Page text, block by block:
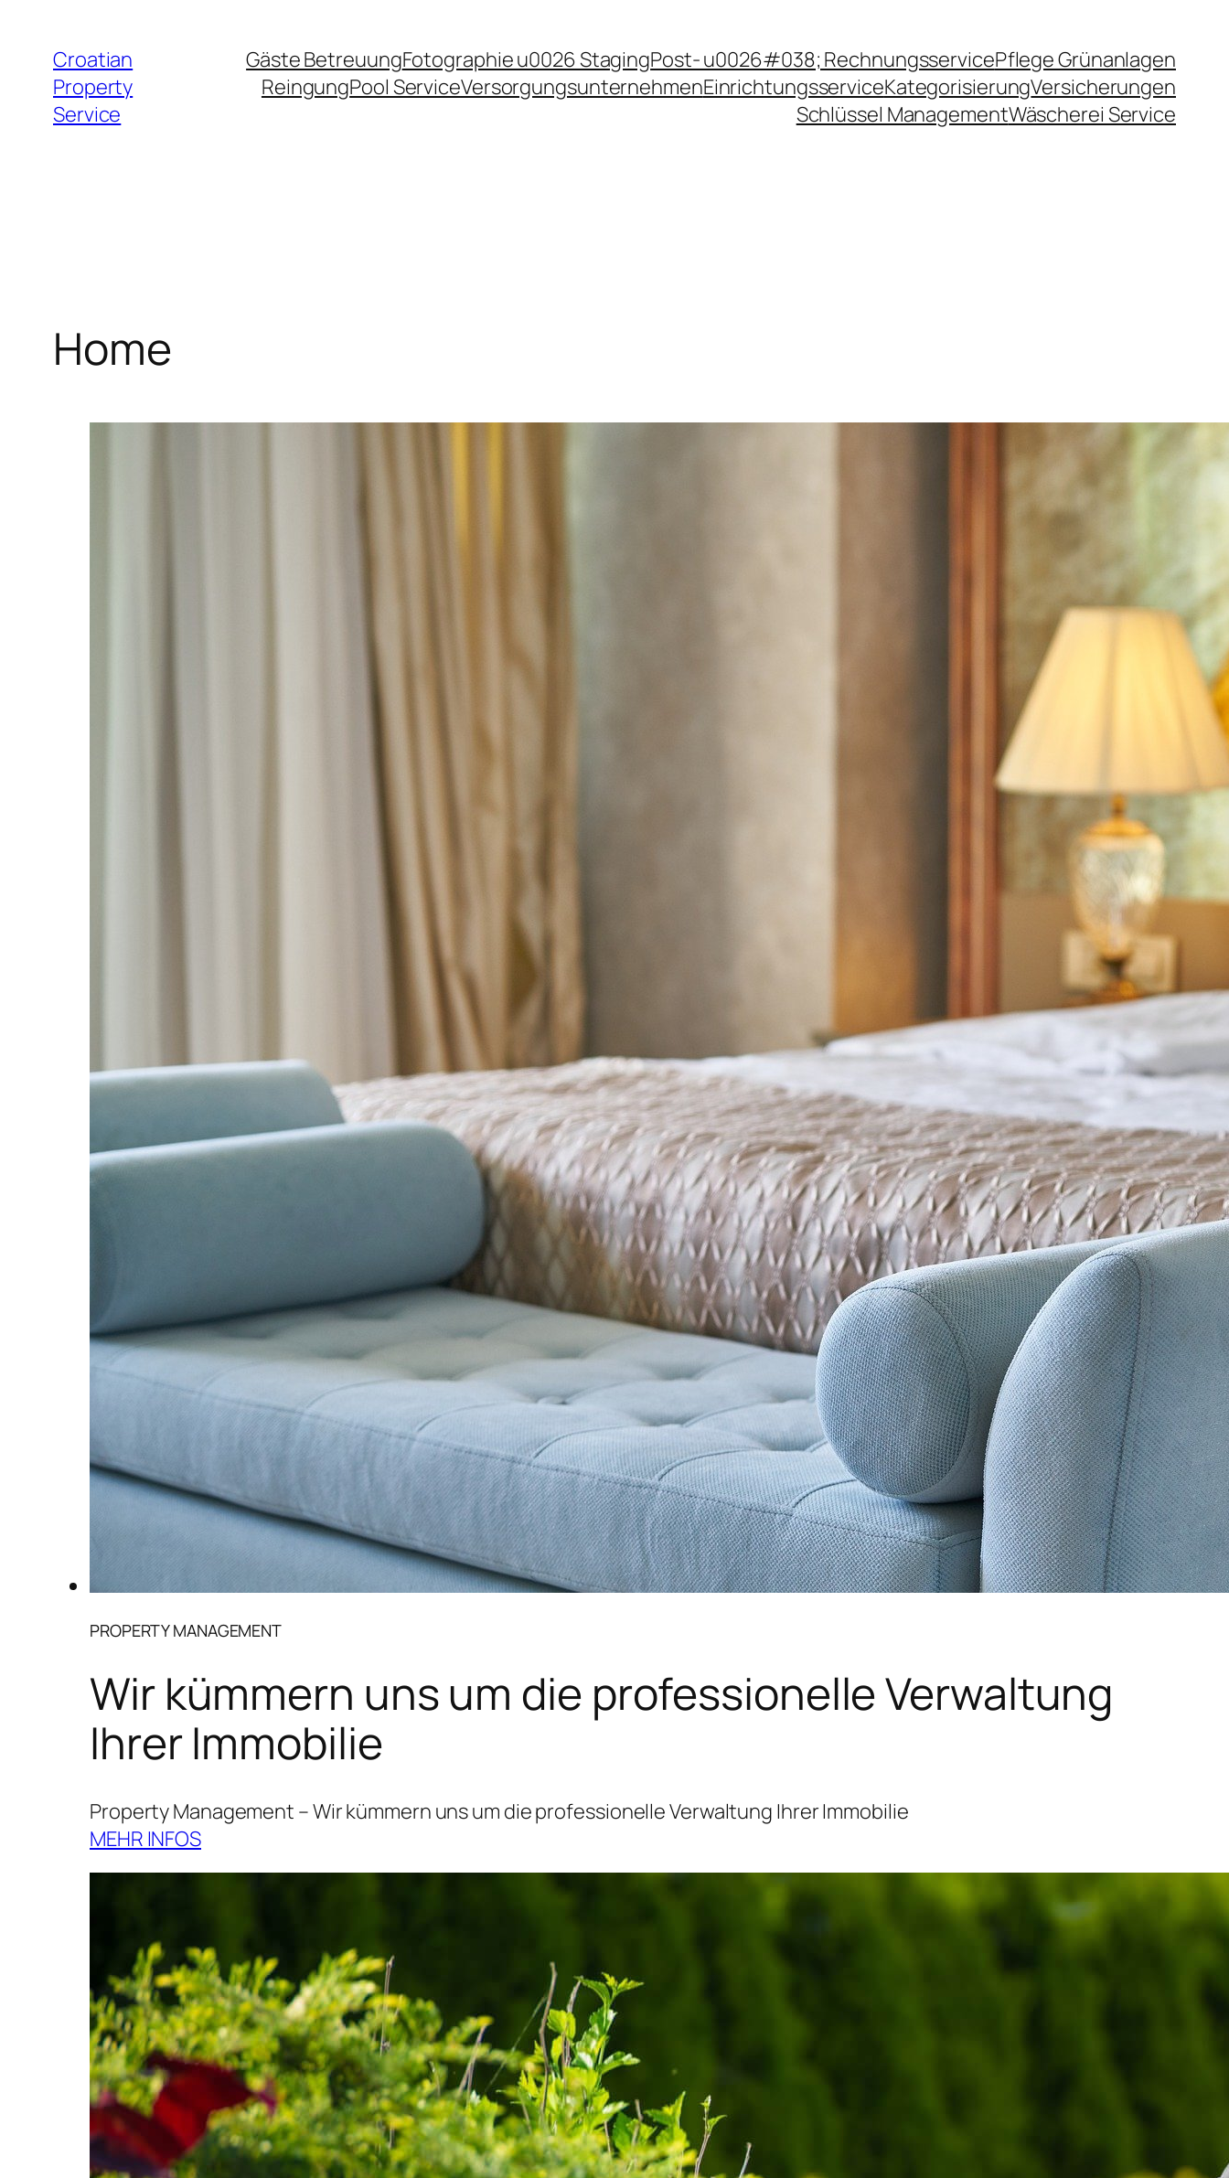
Inhalt
springen
Croatian
Property
Service
Gäste BetreuungFotographie u0026 StagingPost- u0026#038; RechnungsservicePflege Grünanlagen
ReingungPool ServiceVersorgungsunternehmenEinrichtungsserviceKategorisierungVersicherungen
Schlüssel ManagementWäscherei Service
Home
PROPERTY MANAGEMENT
Wir kümmern uns um die professionelle Verwaltung
Ihrer Immobilie
Property Management – Wir kümmern uns um die professionelle Verwaltung Ihrer Immobilie
MEHR INFOS